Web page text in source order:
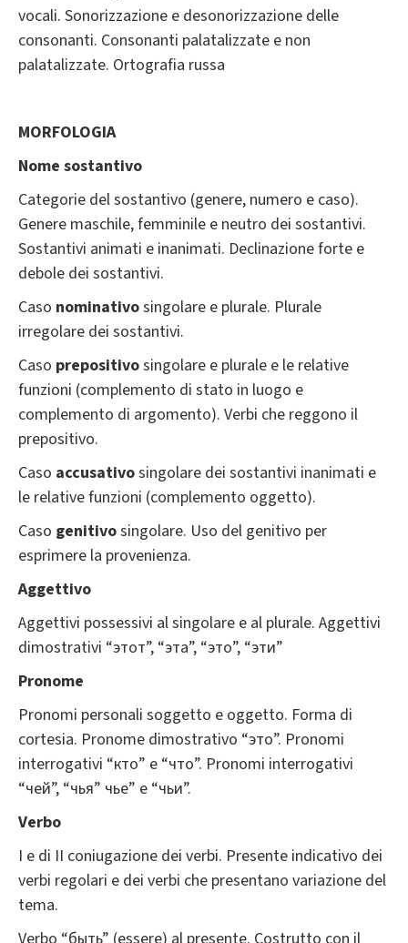
vocali. Sonorizzazione e desonorizzazione delle
consonanti. Consonanti palatalizzate e non
palatalizzate. Ortografia russa
MORFOLOGIA
Nome sostantivo
Categorie del sostantivo (genere, numero e caso).
Genere maschile, femminile e neutro dei sostantivi.
Sostantivi animati e inanimati. Declinazione forte e
debole dei sostantivi.
Caso nominativosingolare e plurale. Plurale
irregolare dei sostantivi.
Caso prepositivosingolare e plurale e le relative
funzioni (complemento di stato in luogo e
complemento di argomento). Verbi che reggono il
prepositivo.
Сaso accusativosingolare dei sostantivi inanimati e
le relative funzioni (complemento oggetto).
Caso genitivosingolare. Uso del genitivo per
esprimere la provenienza.
Aggettivo
Aggettivi possessivi al singolare e al plurale. Aggettivi
dimostrativi “этот”, “эта”, “это”, “эти”
Pronome
Pronomi personali soggetto e oggetto. Forma di
cortesia. Pronome dimostrativo “это”. Pronomi
interrogativi “кто” e “что”. Pronomi interrogativi
“чей”, “чья” чье” e “чьи”.
Verbo
I e di II coniugazione dei verbi. Presente indicativo dei
verbi regolari e dei verbi che presentano variazione del
tema.